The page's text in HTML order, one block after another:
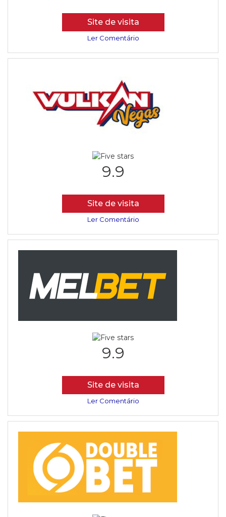
Site de visita
Ler Comentário
9.9
Site de visita
Ler Comentário
9.9
Site de visita
Ler Comentário